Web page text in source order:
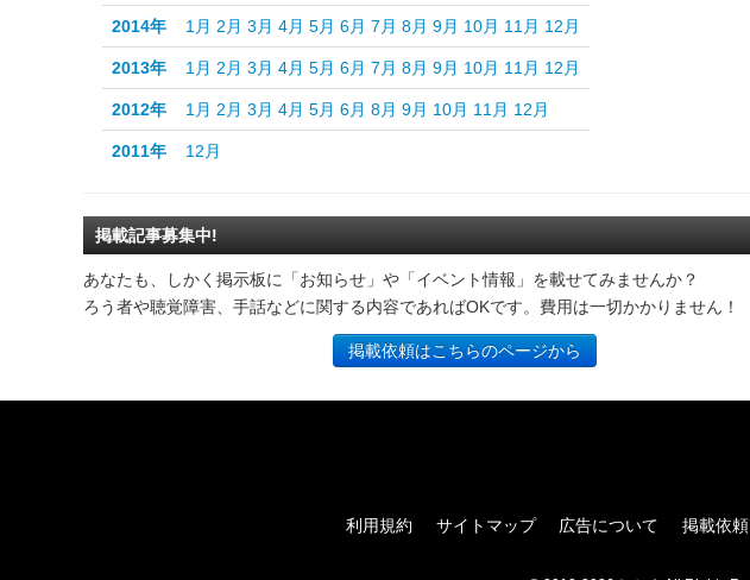
2014年 1月 2月 3月 4月 5月 6月 7月 8月 9月 10月 11月 12月
2013年 1月 2月 3月 4月 5月 6月 7月 8月 9月 10月 11月 12月
2012年 1月 2月 3月 4月 5月 6月 8月 9月 10月 11月 12月
2011年 12月
掲載記事募集中!
あなたも、しかく掲示板に「お知らせ」や「イベント情報」を載せてみませんか？
ろう者や聴覚障害、手話などに関する内容であればOKです。費用は一切かかりません！
掲載依頼はこちらのページから
利用規約 サイトマップ 広告について 掲載依頼